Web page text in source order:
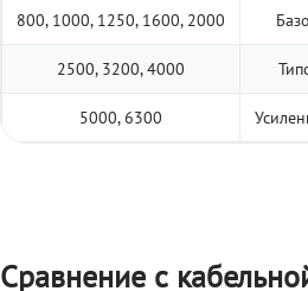
800, 1000, 1250, 1600, 2000
2500, 3200, 4000
5000, 6300
Сравнение с